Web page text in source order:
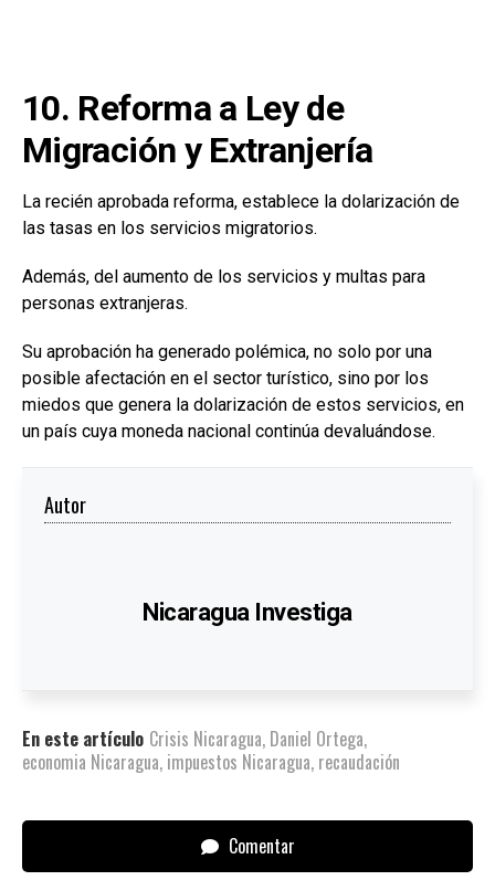
10. Reforma a Ley de
Migración y Extranjería
La recién aprobada reforma, establece la dolarización de
las tasas en los servicios migratorios.
Además, del aumento de los servicios y multas para
personas extranjeras.
Su aprobación ha generado polémica, no solo por una
posible afectación en el sector turístico, sino por los
miedos que genera la dolarización de estos servicios, en
un país cuya moneda nacional continúa devaluándose.
Autor
Nicaragua Investiga
En este artículo Crisis Nicaragua, Daniel Ortega,
economia Nicaragua, impuestos Nicaragua, recaudación
Comentar